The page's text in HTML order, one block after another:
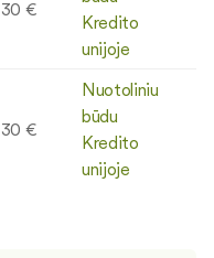
30 €
Kredito
unijoje
30 €
Nuotoliniu
būdu
Kredito
unijoje